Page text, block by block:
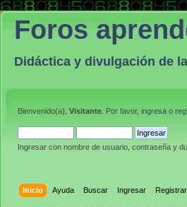
Foros
Didáctica y divulgación de
Bienvenido(a), Visitante . Por favor, ingresa o
Ingresar con nombre de usuario, contraseña y
Inicio Ayuda Buscar Ingresar